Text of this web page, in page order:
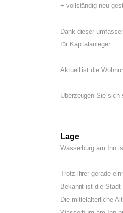
+ vollständig neu
Dank dieser
für Kapitalanleger.
Aktuell ist die
Überzeugen Sie sich
Lage
Wasserburg am Inn
Trotz ihrer gerade
Bekannt ist die Stadt
Die mittelalterliche